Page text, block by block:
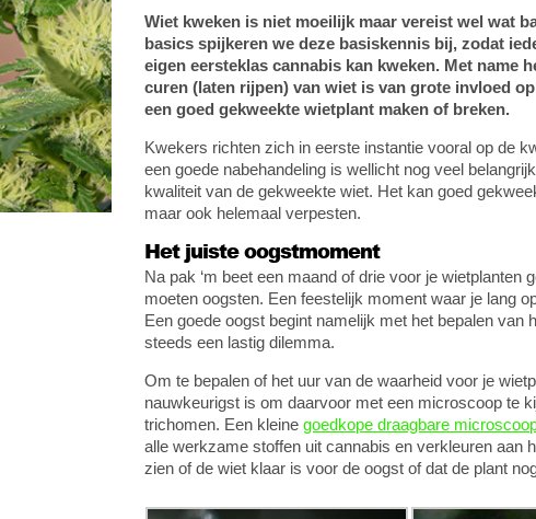
Wiet kweken is niet moeilijk maar vereist wel wat
basics spijkeren we deze basiskennis bij, zodat
eigen eersteklas cannabis kan kweken. Met name
curen (laten rijpen) van wiet is van grote invloed
een goed gekweekte wietplant maken of breken.
Kwekers richten zich in eerste instantie vooral op de
een goede nabehandeling is wellicht nog veel
kwaliteit van de gekweekte wiet. Het kan goed
maar ook helemaal verpesten.
Het juiste oogstmoment
Na pak ‘m beet een maand of drie voor je
moeten oogsten. Een feestelijk moment waar je lang
Een goede oogst begint namelijk met het bepalen
steeds een lastig dilemma.
Om te bepalen of het uur van de waarheid voor je
nauwkeurigst is om daarvoor met een microscoop te
trichomen. Een kleine goedkope draagbare
alle werkzame stoffen uit cannabis en verkleuren aan
zien of de wiet klaar is voor de oogst of dat de plant